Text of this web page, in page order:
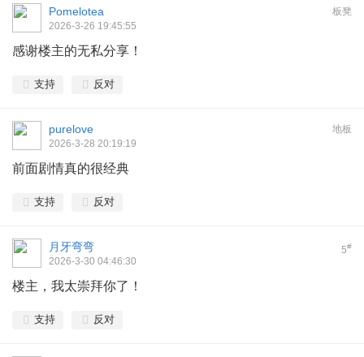
板凳
Pomelotea
2026-3-26 19:45:55
感谢楼主的无私分享！
支持 反对
地板
purelove
2026-3-28 20:19:19
前面剧情真的很经典
支持 反对
5#
月牙弯弯
2026-3-30 04:46:30
楼主，我太崇拜你了！
支持 反对